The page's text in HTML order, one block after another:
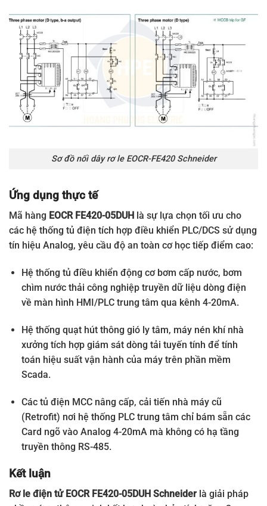
Sơ đồ nối dây rơ le EOCR-FE420 Schneider
Ứng dụng thực tế
Mã hàng EOCR FE420-05DUH là sự lựa chọn tối ưu cho
các hệ thống tủ điện tích hợp điều khiển PLC/DCS sử dụng
tín hiệu Analog, yêu cầu độ an toàn cơ học tiếp điểm cao:
Hệ thống tủ điều khiển động cơ bơm cấp nước, bơm
chìm nước thải công nghiệp truyền dữ liệu dòng điện
về màn hình HMI/PLC trung tâm qua kênh 4-20mA.
Hệ thống quạt hút thông gió ly tâm, máy nén khí nhà
xưởng tích hợp giám sát dòng tải tuyến tính để tính
toán hiệu suất vận hành của máy trên phần mềm
Scada.
Các tủ điện MCC nâng cấp, cải tiến nhà máy cũ
(Retrofit) nơi hệ thống PLC trung tâm chỉ bám sẵn các
Card ngõ vào Analog 4-20mA mà không có hạ tầng
truyền thông RS-485.
Kết luận
Rơ le điện tử EOCR FE420-05DUH Schneider là giải pháp